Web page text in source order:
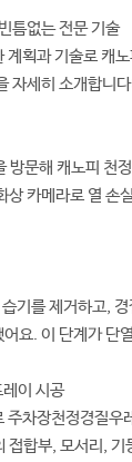
틈없는 전문 기술
계획과 기술로 캐
자세히 소개합니
방문해 캐노피 천
상 카메라로 열 손
기를 제거하고,
요. 이 단계가 단
이 시공
주차장천정경질
접합부, 모서리,